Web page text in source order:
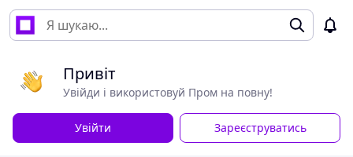
Привіт
Увійди і використовуй Пром на повну!
Увійти Зареєструватись